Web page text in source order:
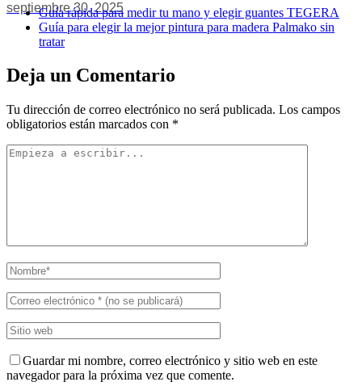
septiembre 30, 2025
Guía rápida para medir tu mano y elegir guantes TEGERA
Guía para elegir la mejor pintura para madera Palmako sin
tratar
Deja un Comentario
Tu dirección de correo electrónico no será publicada. Los campos
obligatorios están marcados con *
Guardar mi nombre, correo electrónico y sitio web en este
navegador para la próxima vez que comente.